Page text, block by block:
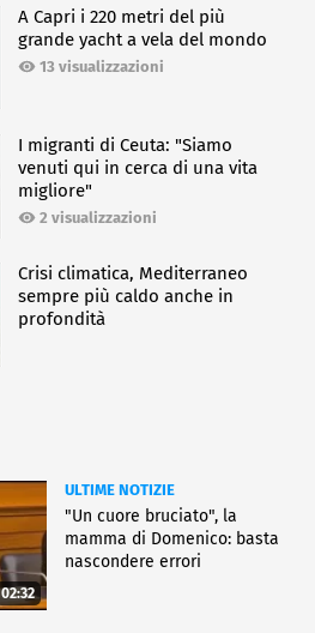
A Capri i 220 metri del più
grande yacht a vela del mondo
13 visualizzazioni
I migranti di Ceuta: "Siamo
venuti qui in cerca di una vita
migliore"
2 visualizzazioni
Crisi climatica, Mediterraneo
sempre più caldo anche in
profondità
02:32
ULTIME NOTIZIE
"Un cuore bruciato", la
mamma di Domenico: basta
nascondere errori